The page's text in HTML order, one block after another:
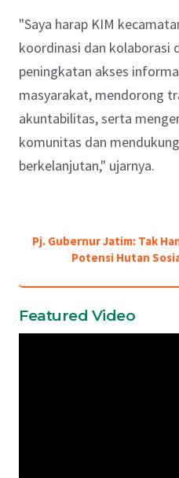
"Saya harap KIM
koordinasi dan kolaborasi
peningkatan akses
masyarakat, mendorong
akuntabilitas, serta
komunitas dan
berkelanjutan," ujarnya.
Pj. Gubernur Jatim: Tak
Potensi Hutan
Featured Video